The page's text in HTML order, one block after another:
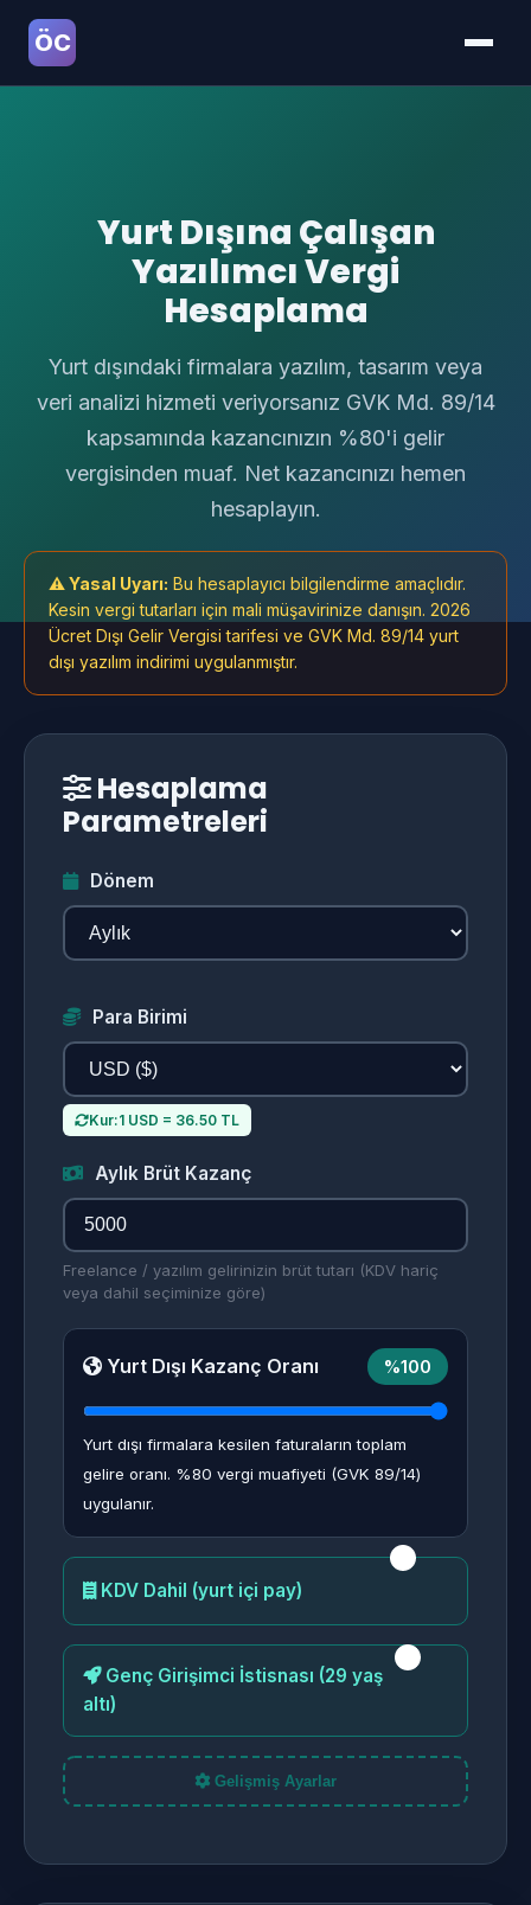
ÖC
Yurt Dışına Çalışan
Yazılımcı Vergi
Hesaplama
Yurt dışındaki firmalara yazılım, tasarım veya
veri analizi hizmeti veriyorsanız GVK Md. 89/14
kapsamında kazancınızın %80'i gelir
vergisinden muaf. Net kazancınızı hemen
hesaplayın.
⚠️ Yasal Uyarı: Bu hesaplayıcı bilgilendirme amaçlıdır.
Kesin vergi tutarları için mali müşavirinize danışın. 2026
Ücret Dışı Gelir Vergisi tarifesi ve GVK Md. 89/14 yurt
dışı yazılım indirimi uygulanmıştır.
Hesaplama
Parametreleri
Dönem
Para Birimi
Kur:1 USD = 36.50 TL
Aylık Brüt Kazanç
Freelance / yazılım gelirinizin brüt tutarı (KDV hariç
veya dahil seçiminize göre)
Yurt Dışı Kazanç Oranı %100
Yurt dışı firmalara kesilen faturaların toplam
gelire oranı. %80 vergi muafiyeti (GVK 89/14)
uygulanır.
KDV Dahil (yurt içi pay)
Genç Girişimci İstisnası (29 yaş
altı)
Gelişmiş Ayarlar